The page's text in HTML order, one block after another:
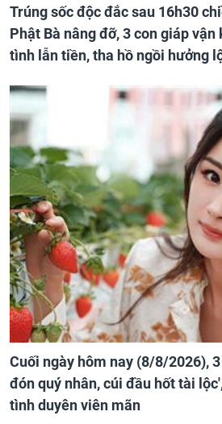
Trúng sốc độc đắc sau 16h30
Phật Bà nâng đỡ, 3 con giáp
tình lẫn tiền, tha hồ ngồi hưởng
Cuối ngày hôm nay (8/8/2026),
đón quý nhân, cúi đầu hốt tài
tình duyên viên mãn